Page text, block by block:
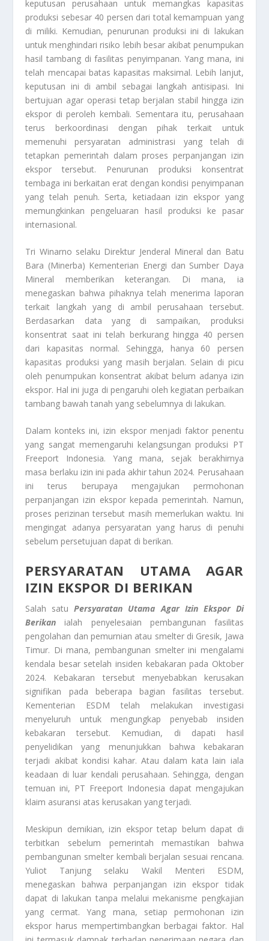
keputusan perusahaan untuk memangkas kapasitas
produksi sebesar 40 persen dari total kemampuan yang
di miliki. Kemudian, penurunan produksi ini di lakukan
untuk menghindari risiko lebih besar akibat penumpukan
hasil tambang di fasilitas penyimpanan. Yang mana, ini
telah mencapai batas kapasitas maksimal. Lebih lanjut,
keputusan ini di ambil sebagai langkah antisipasi. Ini
bertujuan agar operasi tetap berjalan stabil hingga izin
ekspor di peroleh kembali. Sementara itu, perusahaan
terus berkoordinasi dengan pihak terkait untuk
memenuhi persyaratan administrasi yang telah di
tetapkan pemerintah dalam proses perpanjangan izin
ekspor tersebut. Penurunan produksi konsentrat
tembaga ini berkaitan erat dengan kondisi penyimpanan
yang telah penuh. Serta, ketiadaan izin ekspor yang
memungkinkan pengeluaran hasil produksi ke pasar
internasional.
Tri Winarno selaku Direktur Jenderal Mineral dan Batu
Bara (Minerba) Kementerian Energi dan Sumber Daya
Mineral memberikan keterangan. Di mana, ia
menegaskan bahwa pihaknya telah menerima laporan
terkait langkah yang di ambil perusahaan tersebut.
Berdasarkan data yang di sampaikan, produksi
konsentrat saat ini telah berkurang hingga 40 persen
dari kapasitas normal. Sehingga, hanya 60 persen
kapasitas produksi yang masih berjalan. Selain di picu
oleh penumpukan konsentrat akibat belum adanya izin
ekspor. Hal ini juga di pengaruhi oleh kegiatan perbaikan
tambang bawah tanah yang sebelumnya di lakukan.
Dalam konteks ini, izin ekspor menjadi faktor penentu
yang sangat memengaruhi kelangsungan produksi PT
Freeport Indonesia. Yang mana, sejak berakhirnya
masa berlaku izin ini pada akhir tahun 2024. Perusahaan
ini terus berupaya mengajukan permohonan
perpanjangan izin ekspor kepada pemerintah. Namun,
proses perizinan tersebut masih memerlukan waktu. Ini
mengingat adanya persyaratan yang harus di penuhi
sebelum persetujuan dapat di berikan.
PERSYARATAN UTAMA AGAR
IZIN EKSPOR DI BERIKAN
Salah satuPersyaratan Utama Agar Izin Ekspor Di
Berikan ialah penyelesaian pembangunan fasilitas
pengolahan dan pemurnian atau smelter di Gresik, Jawa
Timur. Di mana, pembangunan smelter ini mengalami
kendala besar setelah insiden kebakaran pada Oktober
2024. Kebakaran tersebut menyebabkan kerusakan
signifikan pada beberapa bagian fasilitas tersebut.
Kementerian ESDM telah melakukan investigasi
menyeluruh untuk mengungkap penyebab insiden
kebakaran tersebut. Kemudian, di dapati hasil
penyelidikan yang menunjukkan bahwa kebakaran
terjadi akibat kondisi kahar. Atau dalam kata lain iala
keadaan di luar kendali perusahaan. Sehingga, dengan
temuan ini, PT Freeport Indonesia dapat mengajukan
klaim asuransi atas kerusakan yang terjadi.
Meskipun demikian, izin ekspor tetap belum dapat di
terbitkan sebelum pemerintah memastikan bahwa
pembangunan smelter kembali berjalan sesuai rencana.
Yuliot Tanjung selaku Wakil Menteri ESDM,
menegaskan bahwa perpanjangan izin ekspor tidak
dapat di lakukan tanpa melalui mekanisme pengkajian
yang cermat. Yang mana, setiap permohonan izin
ekspor harus mempertimbangkan berbagai faktor. Hal